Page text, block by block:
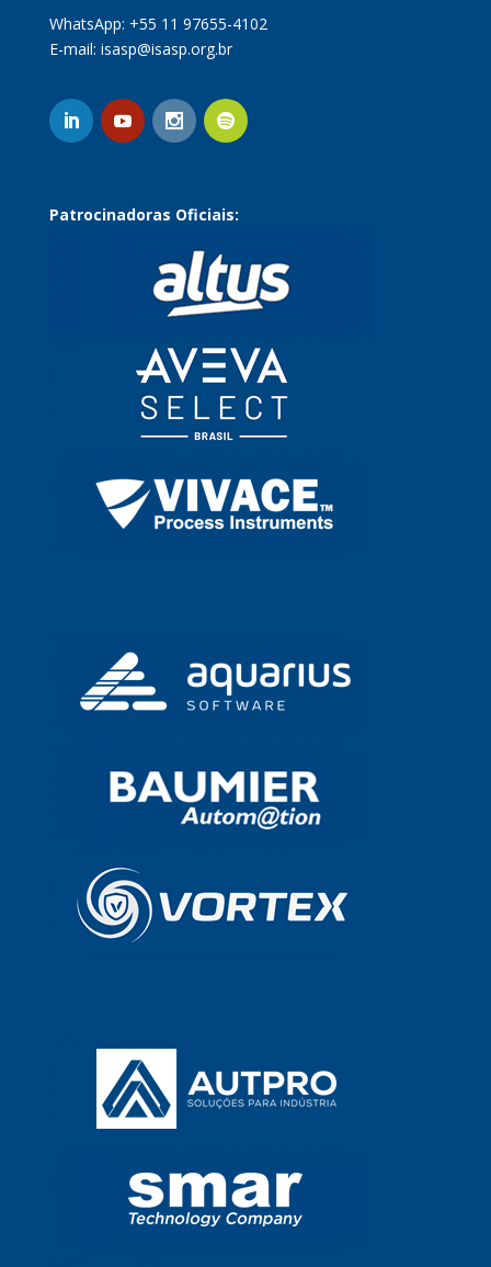
WhatsApp: +55 11 97655-4102
E-mail: isasp@isasp.org.br
Patrocinadoras Oficiais: